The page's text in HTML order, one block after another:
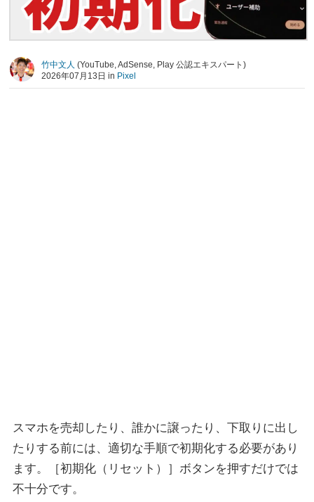
竹中文人 (YouTube, AdSense, Play 公認エキスパート)
2026年07月13日 in Pixel
スマホを売却したり、誰かに譲ったり、下取りに出し
たりする前には、適切な手順で初期化する必要があり
ます。［初期化（リセット）］ボタンを押すだけでは
不十分です。